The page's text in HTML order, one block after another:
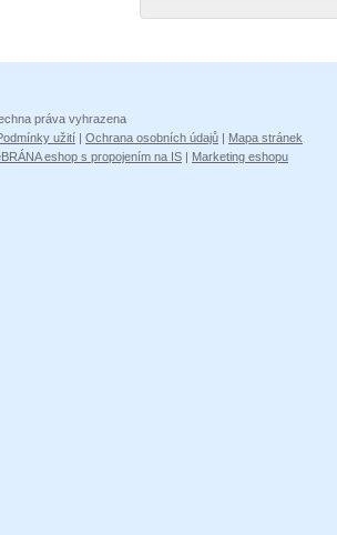
práva vyhrazena
užití | Ochrana osobních údajů | Mapa stránek
eshop s propojením na IS | Marketing eshopu